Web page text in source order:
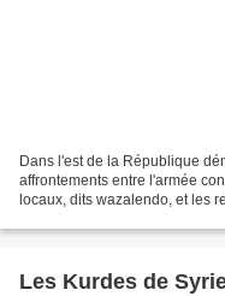
Dans l'est de la République
affrontements entre l'armée
locaux, dits wazalendo, et les
Les Kurdes de